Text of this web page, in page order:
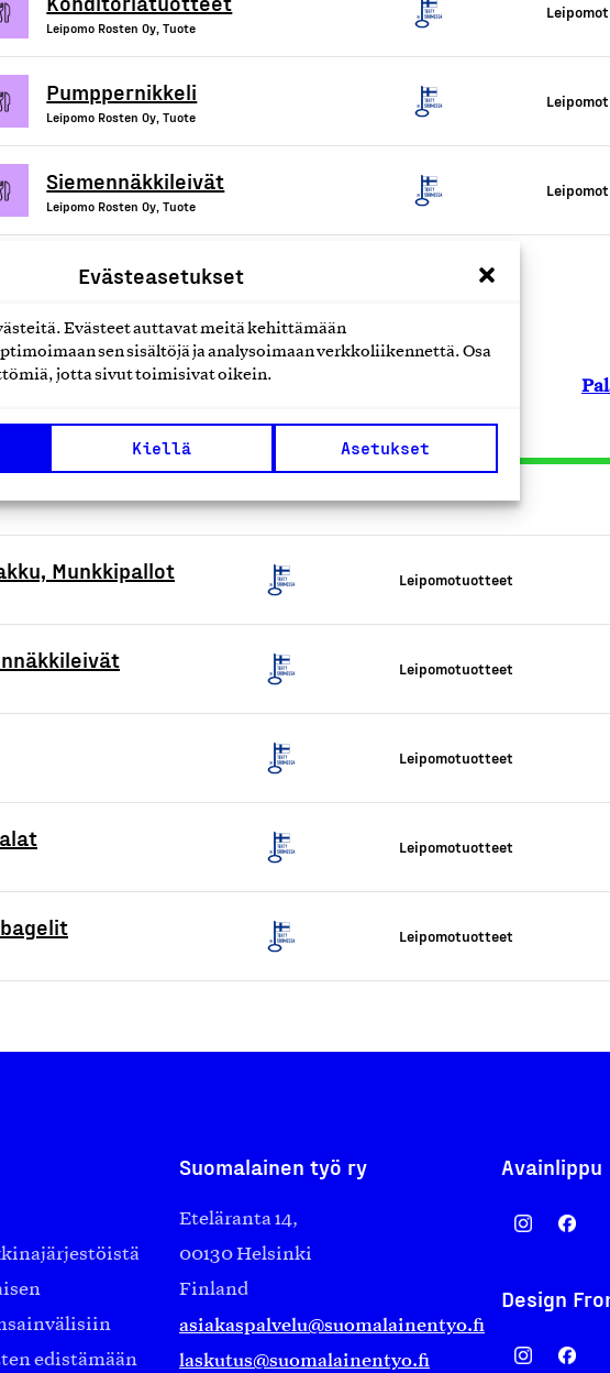
Evästeasetukset
Evästeet auttavat meitä kehittämään
sen sisältöjä ja analysoimaan verkkoliikennettä. Osa
jotta sivut toimisivat oikein.
Kiellä Asetukset
Leipomo Rosten Oy, Tuote
Pumppernikkeli
Leipomo Rosten Oy, Tuote
Siemennäkkileivät
Leipomo Rosten Oy, Tuote
tai
Munkkipallot Leipomotuotteet
Leipomotuotteet
Leipomotuotteet
Leipomotuotteet
Leipomotuotteet
edistämään
Suomalainen työ ry
Eteläranta 14,
00130 Helsinki
Finland
asiakaspalvelu@suomalainentyo.fi
laskutus@suomalainentyo.fi
Avainlippu
Design